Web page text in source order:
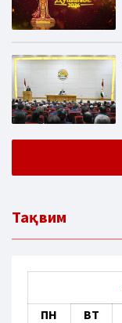
Тақвим
ПН
ВТ